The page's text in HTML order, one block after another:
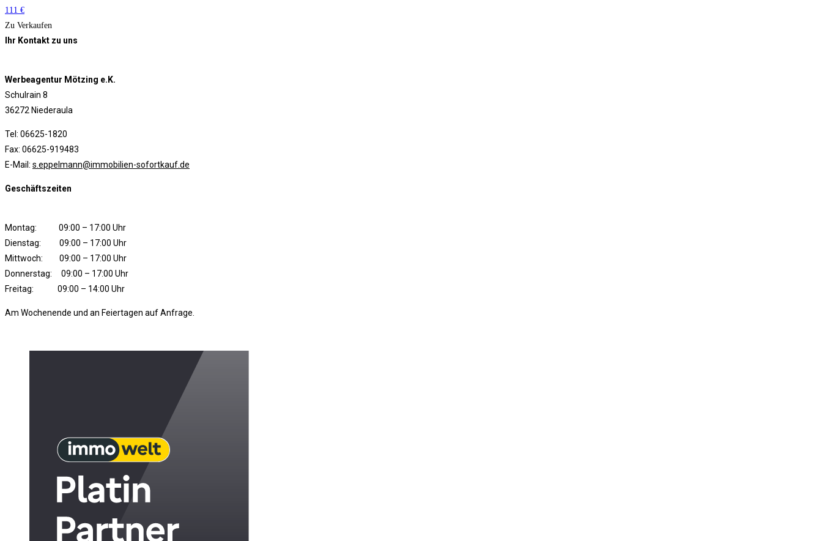
111 €
Zu Verkaufen
Ihr Kontakt zu uns
Werbeagentur Mötzing e.K.
Schulrain 8
36272 Niederaula
Tel: 06625-1820
Fax: 06625-919483
E-Mail: s.eppelmann@immobilien-sofortkauf.de
Geschäftszeiten
Montag: 09:00 – 17:00 Uhr
Dienstag: 09:00 – 17:00 Uhr
Mittwoch: 09:00 – 17:00 Uhr
Donnerstag: 09:00 – 17:00 Uhr
Freitag: 09:00 – 14:00 Uhr
Am Wochenende und an Feiertagen auf Anfrage.